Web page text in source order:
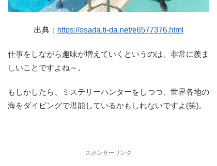
出典： https://osada.ti-da.net/e6577376.html
仕事をしながら趣味が増えていくというのは、非常に羨ま
しいことですよね～。
もしかしたら、ミステリーハンターをしつつ、世界各地の
海をダイビングで堪能しているかもしれないですよ(笑)。
スポンサーリンク